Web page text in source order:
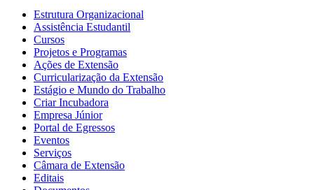
Estrutura Organizacional
Assistência Estudantil
Cursos
Projetos e Programas
Ações de Extensão
Curricularização da Extensão
Estágio e Mundo do Trabalho
Criar Incubadora
Empresa Júnior
Portal de Egressos
Eventos
Serviços
Câmara de Extensão
Editais